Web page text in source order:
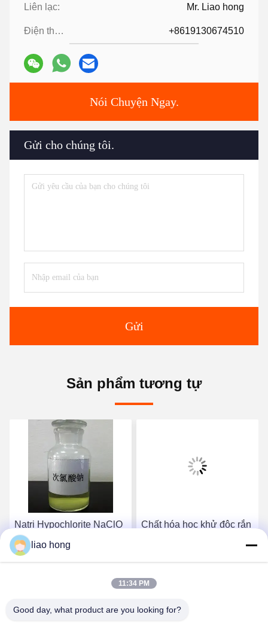
Liên lạc: Mr. Liao hong
Điện thoại: +8619130674510
Nói Chuyện Ngay.
Gửi cho chúng tôi.
Gửi
Sản phẩm tương tự
Natri Hypochlorite NaClO
dung dịch màu vàng nhẹ
Chủ yếu được sử dụng
Nói Chuyện Ngay.
Chất hóa học khử độc rắn
persulfate
liao hong
11:34 PM
Good day, what product are you looking for?